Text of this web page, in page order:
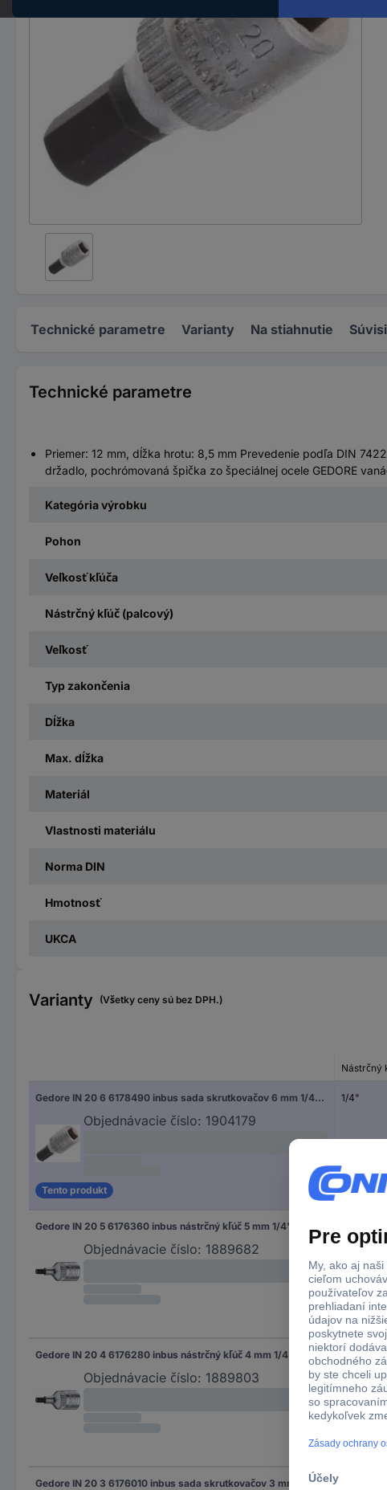
Technické parametre Varianty Na stiahnutie
Technické parametre
Priemer: 12 mm, dĺžka hrotu: 8,5 mm Prevedenie podľa DIN
držadlo, pochrómovaná špička zo špeciálnej ocele GEDORE
Kategória výrobku
Pohon
Veľkosť kľúča
Nástrčný kľúč (palcový)
Veľkosť
Typ zakončenia
Dĺžka
Max. dĺžka
Materiál
Vlastnosti materiálu
Norma DIN
Hmotnosť
UKCA
Varianty (Všetky ceny sú bez DPH.)
Nástrčný
Gedore IN 20 6 6178490 inbus sada skrutkovačov 6 mm 1/4" 6 mm 1/4" (6,3 mm)
Objednávacie číslo: 1904179
Tento produkt
1/4"
Objednávacie číslo: 1889682
Gedore IN 20 4 6176280 inbus nástrčný kľúč 4 mm 1/4" 4 mm 1/4" (6,3 mm)
Objednávacie číslo: 1889803
1/4"
Gedore IN 20 3 6176010 inbus sada skrutkovačov 3 mm SW 3 1/4" (6,3 mm)